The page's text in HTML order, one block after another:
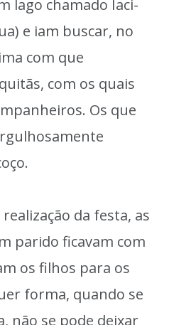
lago chamado Iaci-
e iam buscar, no
com que
com os quais
Os que
da festa, as
parido ficavam com
os filhos para os
forma, quando se
não se pode deixar